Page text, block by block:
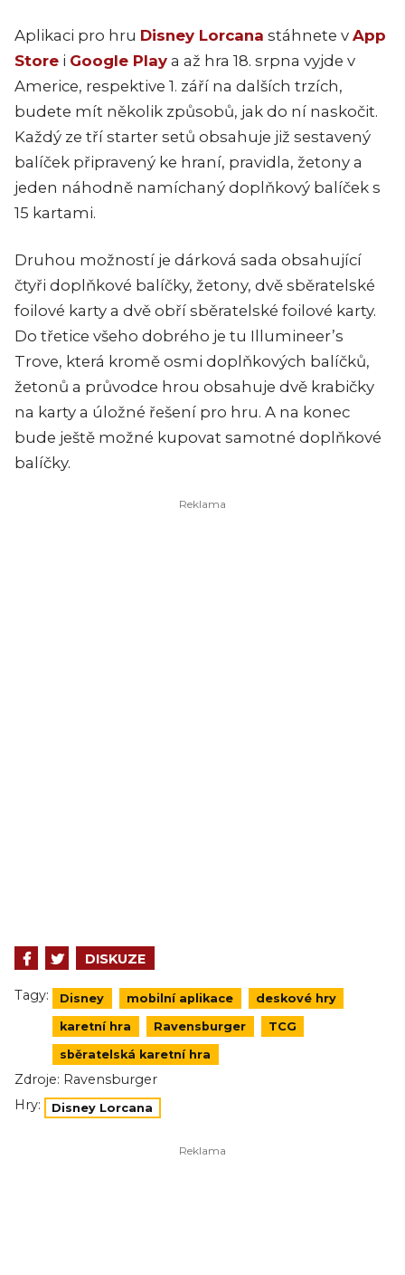
Aplikaci pro hru Disney Lorcana stáhnete v App
Store i Google Play a až hra 18. srpna vyjde v
Americe, respektive 1. září na dalších trzích,
budete mít několik způsobů, jak do ní naskočit.
Každý ze tří starter setů obsahuje již sestavený
balíček připravený ke hraní, pravidla, žetony a
jeden náhodně namíchaný doplňkový balíček s
15 kartami.
Druhou možností je dárková sada obsahující
čtyři doplňkové balíčky, žetony, dvě sběratelské
foilové karty a dvě obří sběratelské foilové karty.
Do třetice všeho dobrého je tu Illumineer’s
Trove, která kromě osmi doplňkových balíčků,
žetonů a průvodce hrou obsahuje dvě krabičky
na karty a úložné řešení pro hru. A na konec
bude ještě možné kupovat samotné doplňkové
balíčky.
DISKUZE
Tagy: Disney mobilní aplikace deskové hry
karetní hra Ravensburger TCG
sběratelská karetní hra
Zdroje: Ravensburger
Hry:
Disney Lorcana